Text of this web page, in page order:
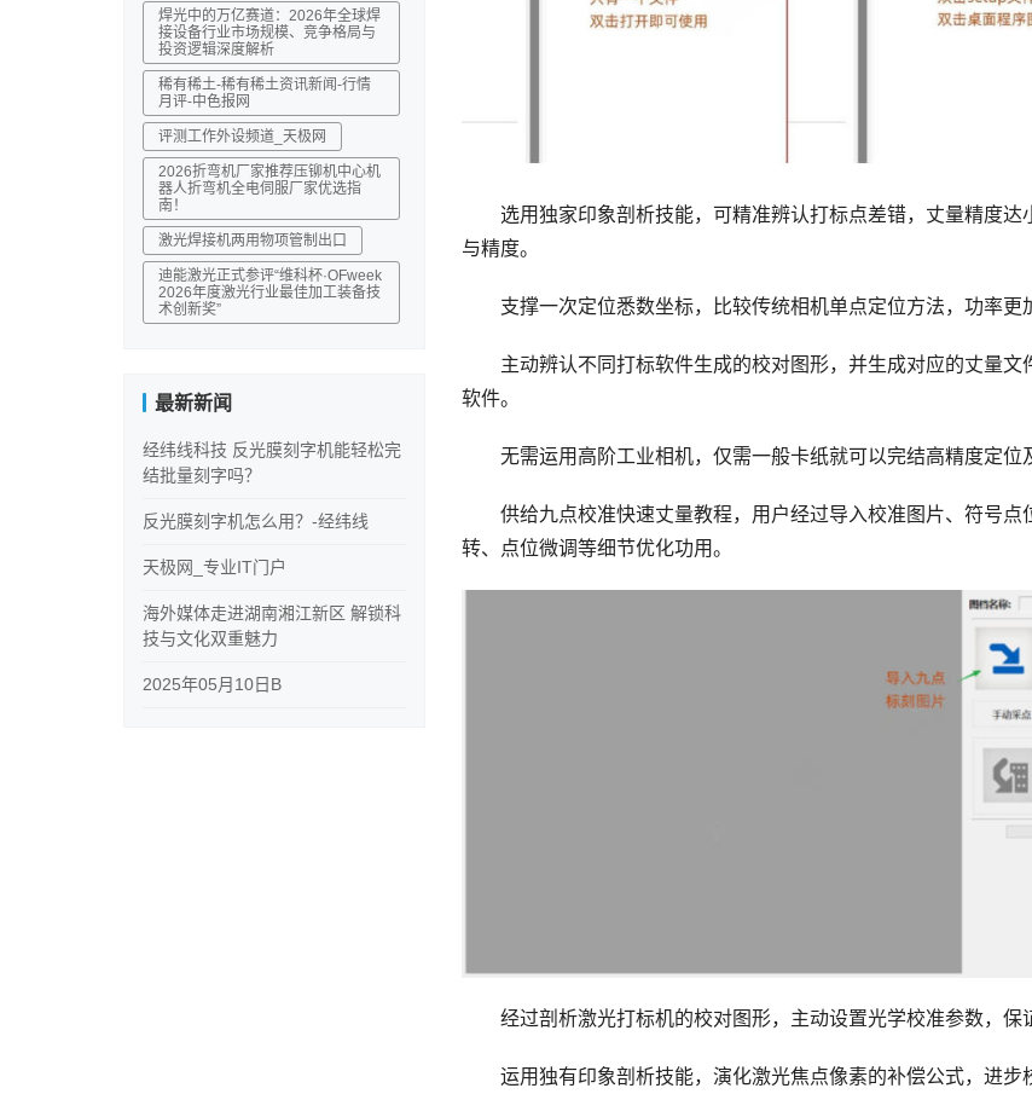
选用独家印象剖析技能，可精准辨认打标点差错，丈量精度达
与精度。
支撑一次定位悉数坐标，比较传统相机单点定位方法，功率更
主动辨认不同打标软件生成的校对图形，并生成对应的丈量文
软件。
无需运用高阶工业相机，仅需一般卡纸就可以完结高精度定位
供给九点校准快速丈量教程，用户经过导入校准图片、符号点
转、点位微调等细节优化功用。
经过剖析激光打标机的校对图形，主动设置光学校准参数，保
运用独有印象剖析技能，演化激光焦点像素的补偿公式，进步
焊光中的万亿赛道：2026年全球焊
接设备行业市场规模、竞争格局与
投资逻辑深度解析
稀有稀土-稀有稀土资讯新闻-行情
月评-中色报网
评测工作外设频道_天极网
2026折弯机厂家推荐压铆机中心机
器人折弯机全电伺服厂家优选指
南！
激光焊接机两用物项管制出口
迪能激光正式参评“维科杯·OFweek
2026年度激光行业最佳加工装备技
术创新奖”
最新新闻
经纬线科技 反光膜刻字机能轻松完
结批量刻字吗？
反光膜刻字机怎么用？-经纬线
天极网_专业IT门户
海外媒体走进湖南湘江新区 解锁科
技与文化双重魅力
2025年05月10日B